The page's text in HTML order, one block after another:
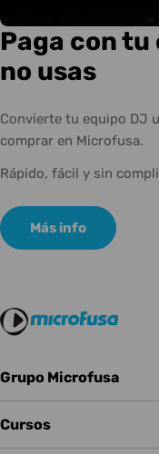
Paga con tu
no usas
Convierte tu equipo DJ
comprar en Microfusa.
Rápido, fácil y sin
Más info
Grupo Microfusa
Cursos